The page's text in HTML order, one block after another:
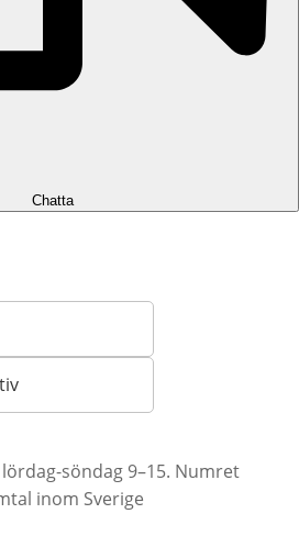
Chatta
söndag 9–15. Numret
inom Sverige